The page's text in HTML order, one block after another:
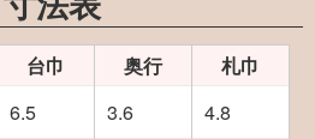
台巾 奥行
札巾
6.5 3.6 4.8